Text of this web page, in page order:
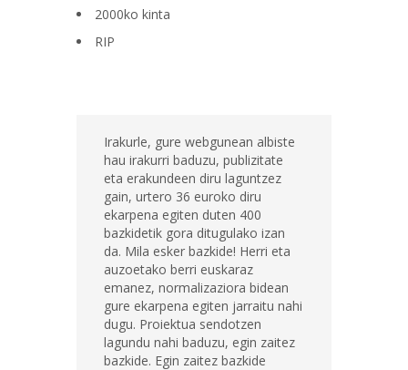
2000ko kinta
RIP
Irakurle, gure webgunean albiste
hau irakurri baduzu, publizitate
eta erakundeen diru laguntzez
gain, urtero 36 euroko diru
ekarpena egiten duten 400
bazkidetik gora ditugulako izan
da. Mila esker bazkide! Herri eta
auzoetako berri euskaraz
emanez, normalizaziora bidean
gure ekarpena egiten jarraitu nahi
dugu. Proiektua sendotzen
lagundu nahi baduzu, egin zaitez
bazkide. Egin zaitez bazkide